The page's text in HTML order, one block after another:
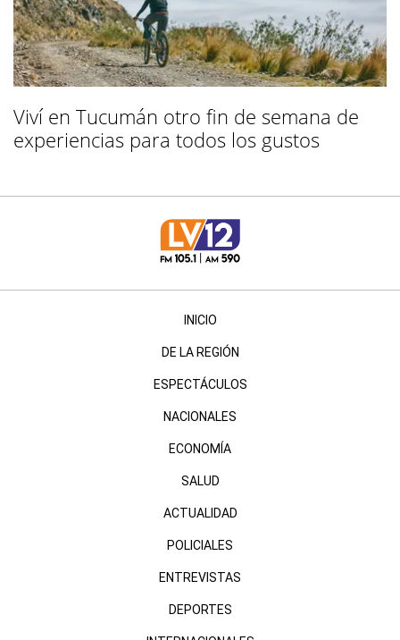
Viví en Tucumán otro fin de semana de
experiencias para todos los gustos
INICIO
DE LA REGIÓN
ESPECTÁCULOS
NACIONALES
ECONOMÍA
SALUD
ACTUALIDAD
POLICIALES
ENTREVISTAS
DEPORTES